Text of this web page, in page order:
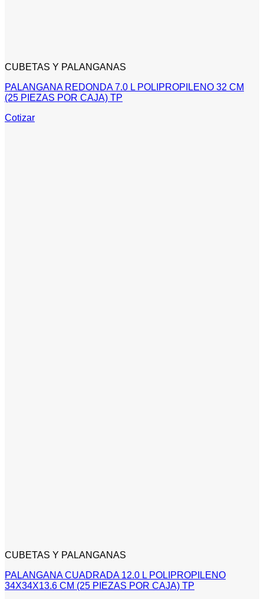
CUBETAS Y PALANGANAS
PALANGANA REDONDA 7.0 L POLIPROPILENO 32 CM
(25 PIEZAS POR CAJA) TP
Cotizar
CUBETAS Y PALANGANAS
PALANGANA CUADRADA 12.0 L POLIPROPILENO
34X34X13.6 CM (25 PIEZAS POR CAJA) TP